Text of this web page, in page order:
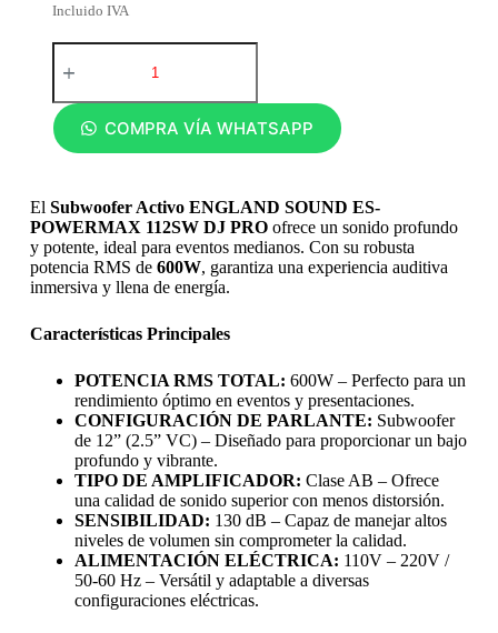
Incluido IVA
COMPRA VÍA WHATSAPP
El Subwoofer Activo ENGLAND SOUND ES-
POWERMAX 112SW DJ PROofrece un sonido profundo
y potente, ideal para eventos medianos. Con su robusta
potencia RMS de 600W, garantiza una experiencia auditiva
inmersiva y llena de energía.
Características Principales
POTENCIA RMS TOTAL: 600W – Perfecto para un
rendimiento óptimo en eventos y presentaciones.
CONFIGURACIÓN DE PARLANTE: Subwoofer
de 12” (2.5” VC) – Diseñado para proporcionar un bajo
profundo y vibrante.
TIPO DE AMPLIFICADOR: Clase AB – Ofrece
una calidad de sonido superior con menos distorsión.
SENSIBILIDAD: 130 dB – Capaz de manejar altos
niveles de volumen sin comprometer la calidad.
ALIMENTACIÓN ELÉCTRICA: 110V – 220V /
50-60 Hz – Versátil y adaptable a diversas
configuraciones eléctricas.